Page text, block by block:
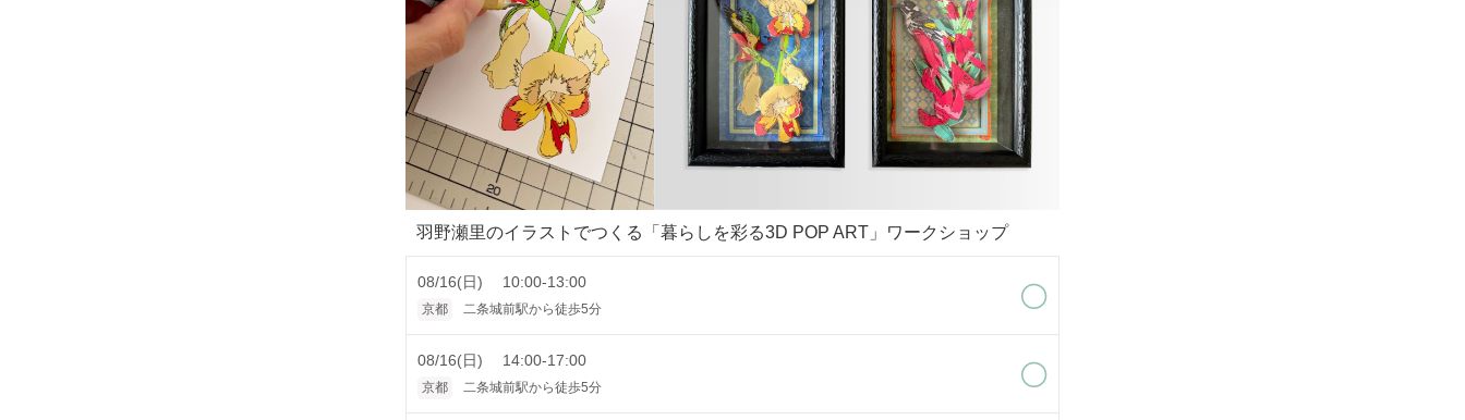
羽野瀬里のイラストでつくる「暮らしを彩る3D POP ART」ワークショップ
08/16(日) 10:00-13:00
京都 二条城前駅から徒歩5分
08/16(日) 14:00-17:00
京都 二条城前駅から徒歩5分